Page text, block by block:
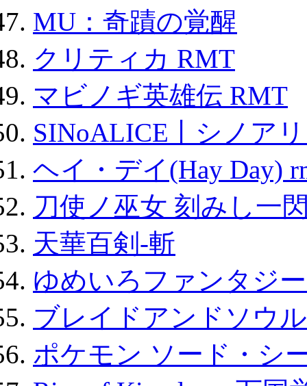
MU：奇蹟の覚醒
クリティカ RMT
マビノギ英雄伝 RMT
SINoALICE丨シノア
ヘイ・デイ(Hay Day)
刀使ノ巫女 刻みし一
天華百剣-斬
ゆめいろファンタジ
ブレイドアンドソウ
ポケモン ソード・シ